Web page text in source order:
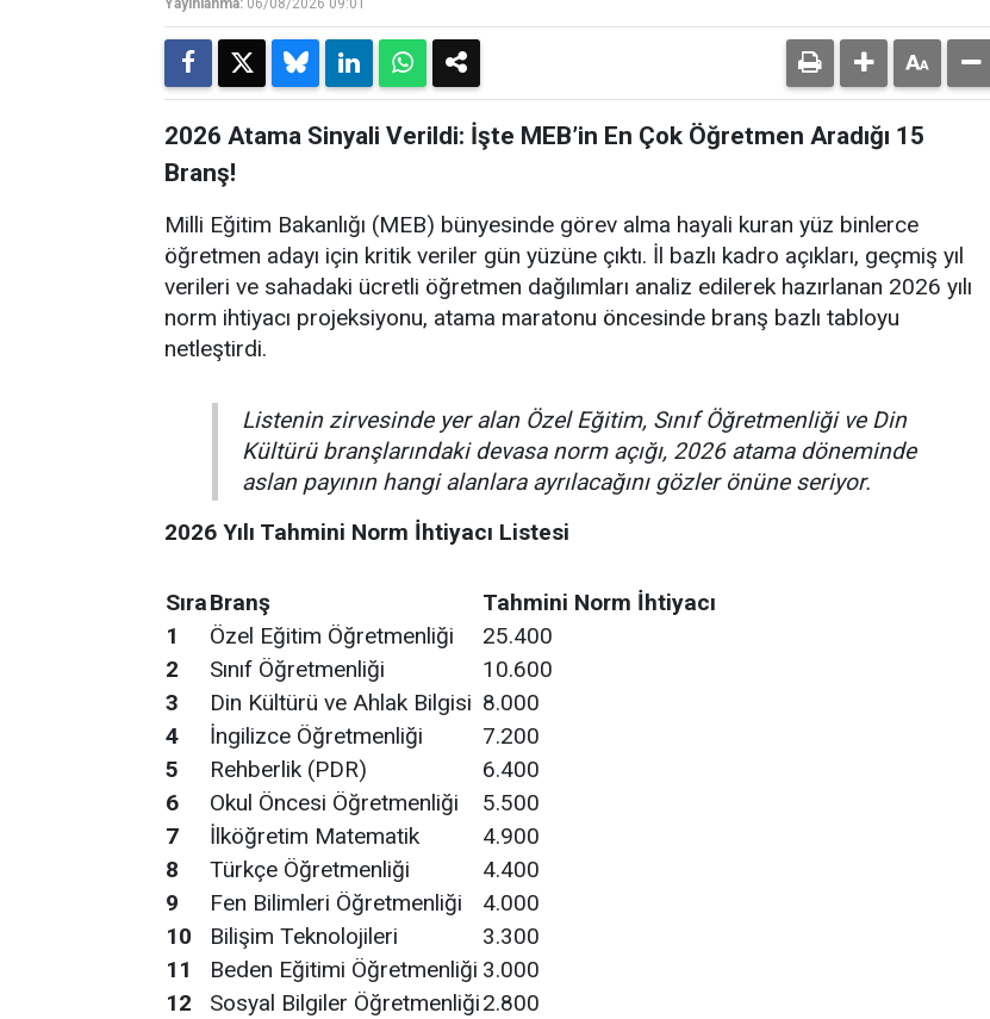
Yayınlanma: 06/08/2026 09:01
2026 Atama Sinyali Verildi: İşte MEB’in En Çok Öğretmen Aradığı 15
Branş!
Milli Eğitim Bakanlığı (MEB) bünyesinde görev alma hayali kuran yüz binlerce
öğretmen adayı için kritik veriler gün yüzüne çıktı. İl bazlı kadro açıkları, geçmiş yıl
verileri ve sahadaki ücretli öğretmen dağılımları analiz edilerek hazırlanan 2026 yılı
norm ihtiyacı projeksiyonu, atama maratonu öncesinde branş bazlı tabloyu
netleştirdi.
Listenin zirvesinde yer alan Özel Eğitim, Sınıf Öğretmenliği ve Din
Kültürü branşlarındaki devasa norm açığı, 2026 atama döneminde
aslan payının hangi alanlara ayrılacağını gözler önüne seriyor.
2026 Yılı Tahmini Norm İhtiyacı Listesi
SıraBranş
Tahmini Norm İhtiyacı
1
Özel Eğitim Öğretmenliği
25.400
2
Sınıf Öğretmenliği
10.600
3
Din Kültürü ve Ahlak Bilgisi 8.000
4
İngilizce Öğretmenliği
7.200
5
Rehberlik (PDR)
6.400
6
Okul Öncesi Öğretmenliği
5.500
7
İlköğretim Matematik
4.900
8
Türkçe Öğretmenliği
4.400
9
Fen Bilimleri Öğretmenliği
4.000
10
Bilişim Teknolojileri
3.300
11
Beden Eğitimi Öğretmenliği 3.000
12
Sosyal Bilgiler Öğretmenliği2.800